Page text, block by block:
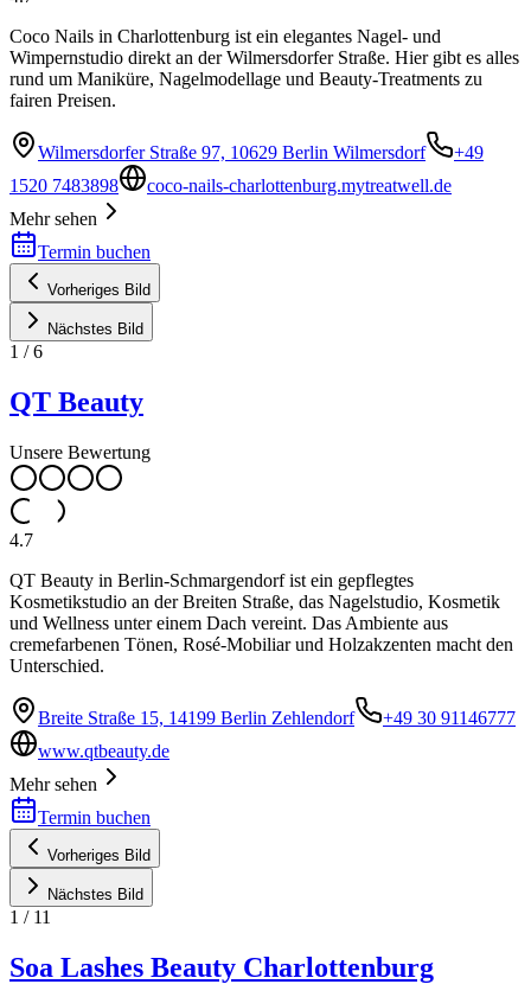
Coco Nails in Charlottenburg ist ein elegantes Nagel- und
Wimpernstudio direkt an der Wilmersdorfer Straße. Hier gibt es alles
rund um Maniküre, Nagelmodellage und Beauty-Treatments zu
fairen Preisen.
Wilmersdorfer Straße 97, 10629 Berlin Wilmersdorf
+49
1520 7483898
coco-nails-charlottenburg.mytreatwell.de
Mehr sehen
Termin buchen
Vorheriges Bild
Nächstes Bild
1 /6
QT Beauty
Unsere Bewertung
4.7
QT Beauty in Berlin-Schmargendorf ist ein gepflegtes
Kosmetikstudio an der Breiten Straße, das Nagelstudio, Kosmetik
und Wellness unter einem Dach vereint. Das Ambiente aus
cremefarbenen Tönen, Rosé-Mobiliar und Holzakzenten macht den
Unterschied.
Breite Straße 15, 14199 Berlin Zehlendorf
+49 30 91146777
www.qtbeauty.de
Mehr sehen
Termin buchen
Vorheriges Bild
Nächstes Bild
1 / 11
Soa Lashes Beauty Charlottenburg